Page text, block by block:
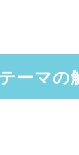
ーマの